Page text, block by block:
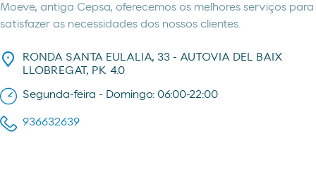
Moeve, antiga Cepsa, oferecemos os melhores serviços para
satisfazer as necessidades dos nossos clientes.
RONDA SANTA EULALIA, 33 - AUTOVIA DEL BAIX
LLOBREGAT, PK 4.0
Segunda-feira - Domingo: 06:00-22:00
936632639